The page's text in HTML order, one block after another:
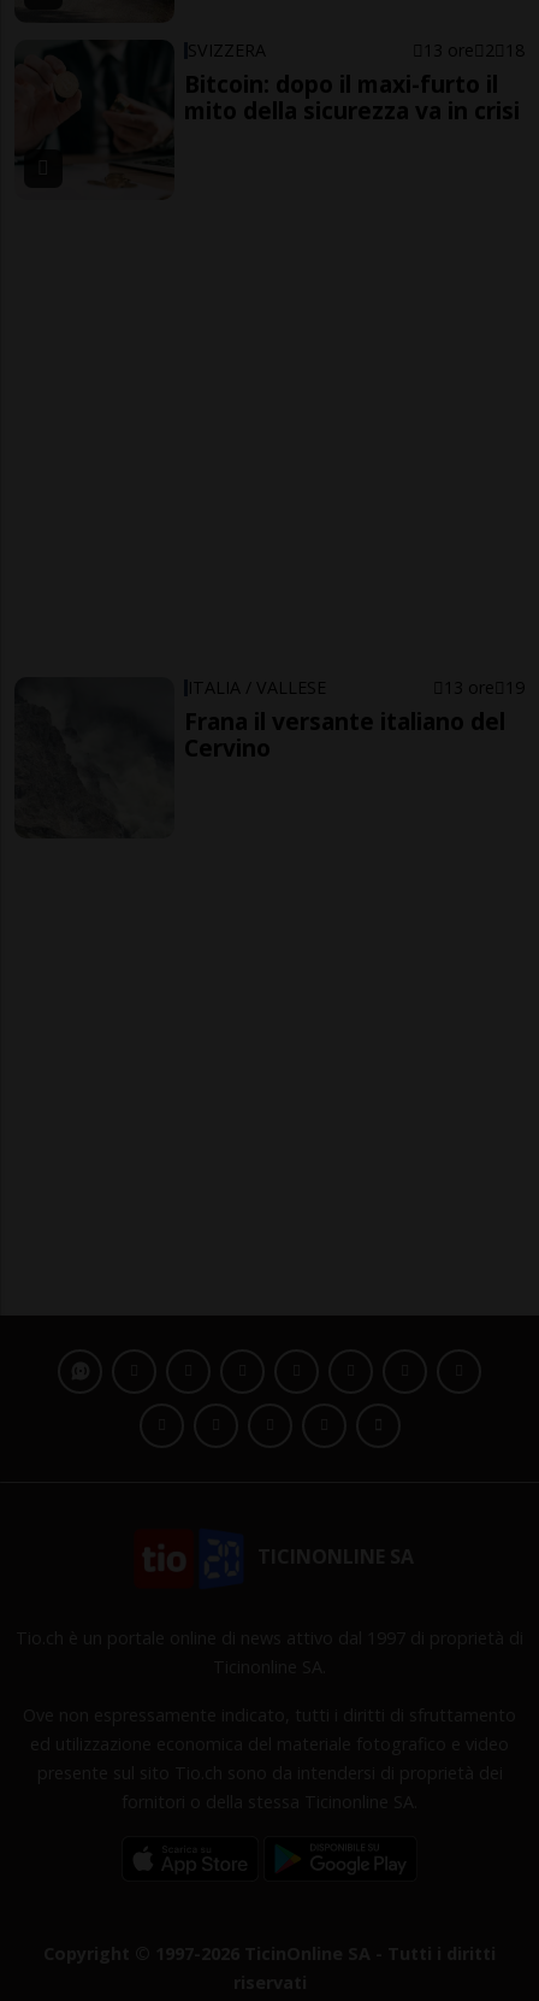
SVIZZERA 13 ore 2 18
Bitcoin: dopo il maxi-furto il
mito della sicurezza va in crisi
ITALIA / VALLESE 13 ore 19
Frana il versante italiano del
Cervino